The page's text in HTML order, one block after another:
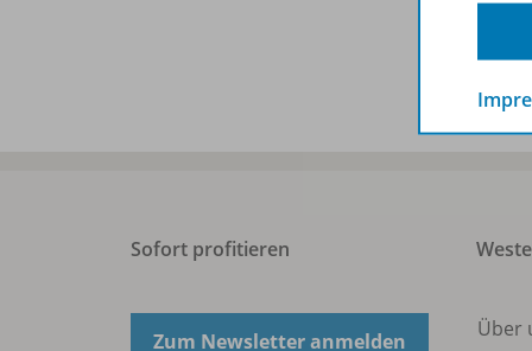
Sofort profitieren
Zum Newsletter anmelden
Über